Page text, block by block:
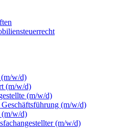
(m/w/d)
(m/w/d)
(m/w/d)
Geschäftsführung (m/w/d)
(m/w/d)
(m/w/d)